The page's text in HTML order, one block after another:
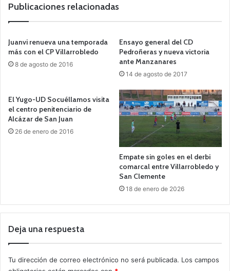
Publicaciones relacionadas
Juanvi renueva una temporada
más con el CP Villarrobledo
8 de agosto de 2016
Ensayo general del CD
Pedroñeras y nueva victoria
ante Manzanares
14 de agosto de 2017
El Yugo-UD Socuéllamos visita
el centro penitenciario de
Alcázar de San Juan
26 de enero de 2016
Empate sin goles en el derbi
comarcal entre Villarrobledo y
San Clemente
18 de enero de 2026
Deja una respuesta
Tu dirección de correo electrónico no será publicada. Los campos